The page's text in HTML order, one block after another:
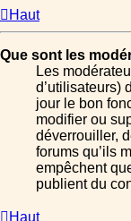
Haut
Que sont les
Les
d’utilisateurs)
jour le bon
modifier ou
déverrouiller,
forums qu’ils
empêchent
publient du
Haut